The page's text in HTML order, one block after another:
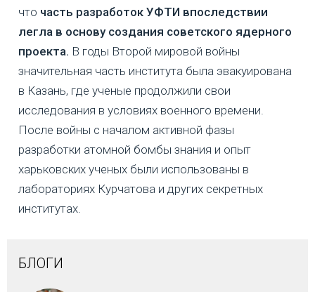
что часть разработок УФТИ впоследствии
легла в основу создания советского ядерного
проекта. В годы Второй мировой войны
значительная часть института была эвакуирована
в Казань, где ученые продолжили свои
исследования в условиях военного времени.
После войны с началом активной фазы
разработки атомной бомбы знания и опыт
харьковских ученых были использованы в
лабораториях Курчатова и других секретных
институтах.
БЛОГИ